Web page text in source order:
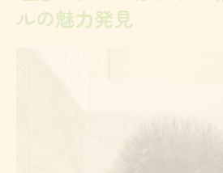
感
アフロとマッシュカット
ルの魅力発見